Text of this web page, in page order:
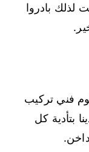
لذلك بادروا
فني تركيب
بتأدية كل